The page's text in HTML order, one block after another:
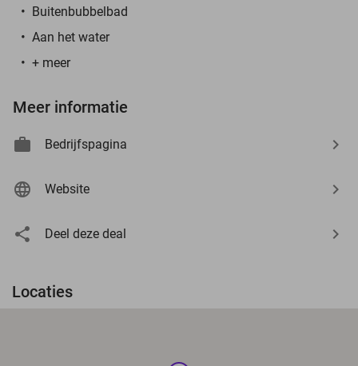
Buitenbubbelbad
Aan het water
+ meer
Meer informatie
Bedrijfspagina
Website
Deel deze deal
Locaties